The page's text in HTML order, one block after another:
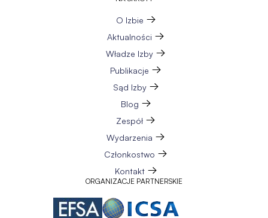
O Izbie
Aktualności
Władze Izby
Publikacje
Sąd Izby
Blog
Zespół
Wydarzenia
Członkostwo
Kontakt
ORGANIZACJE PARTNERSKIE